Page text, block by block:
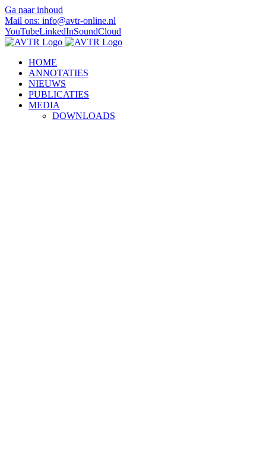
Ga naar inhoud
Mail ons: info@avtr-online.nl
YouTubeLinkedInSoundCloud
HOME
ANNOTATIES
NIEUWS
PUBLICATIES
MEDIA
DOWNLOADS